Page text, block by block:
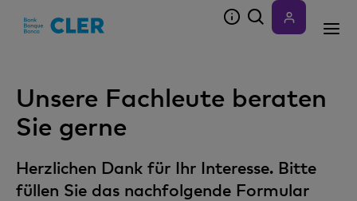
Unsere Fachleute beraten
Sie gerne
Herzlichen Dank für Ihr Interesse. Bitte
füllen Sie das nachfolgende Formular